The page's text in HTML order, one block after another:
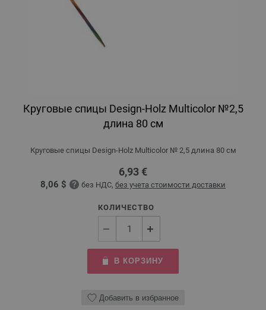
Круговые спицы Design-Holz Multicolor №2,5
длина 80 см
Круговые спицы Design-Holz Multicolor № 2,5 длина 80 см
6,93 €
8,06 $ без НДС, без учета стоимости доставки
КОЛИЧЕСТВО
В КОРЗИНУ
Добавить в избранное